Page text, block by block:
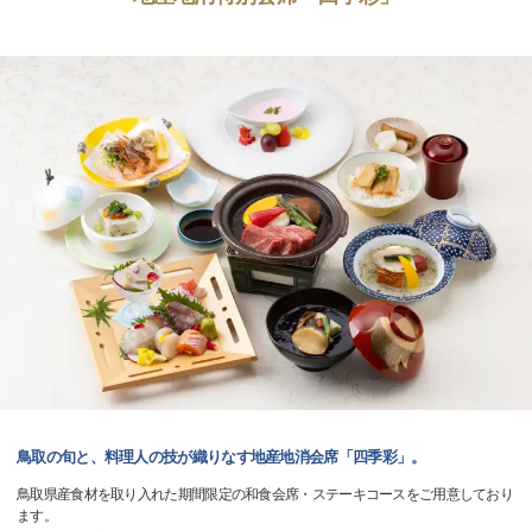
鳥取の旬と、料理人の技が織りなす地産地消会席「四季彩」。
鳥取県産食材を取り入れた期間限定の和食会席・ステーキコースをご用意しており
ます。